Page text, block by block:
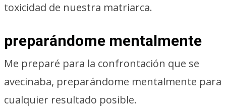
toxicidad de nuestra matriarca.
preparándome mentalmente
Me preparé para la confrontación que se
avecinaba, preparándome mentalmente para
cualquier resultado posible.